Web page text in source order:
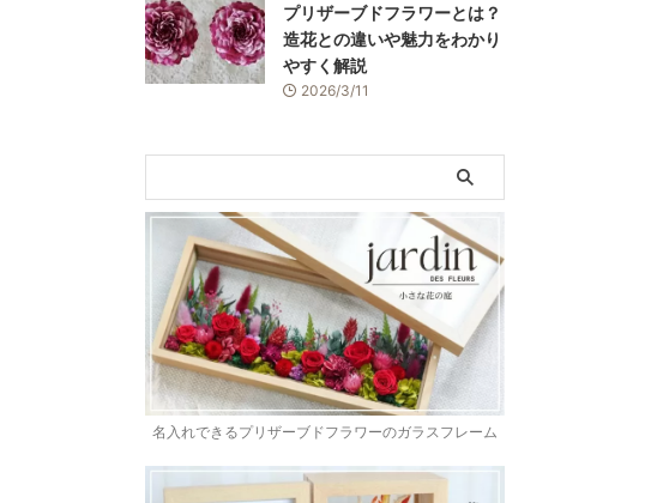
プリザーブドフラワーとは？
造花との違いや魅力をわかり
やすく解説
2026/3/11
名入れできるプリザーブドフラワーのガラスフレーム